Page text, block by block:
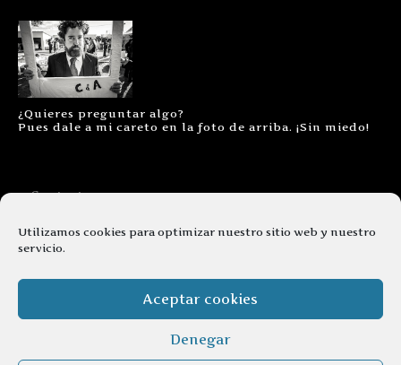
Utilizamos cookies para optimizar nuestro sitio web y nuestro
servicio.
Aceptar cookies
Denegar
¿Quieres preguntar algo?
Pues dale a mi careto en la foto de arriba. ¡Sin miedo!
Contacto
Aviso legal